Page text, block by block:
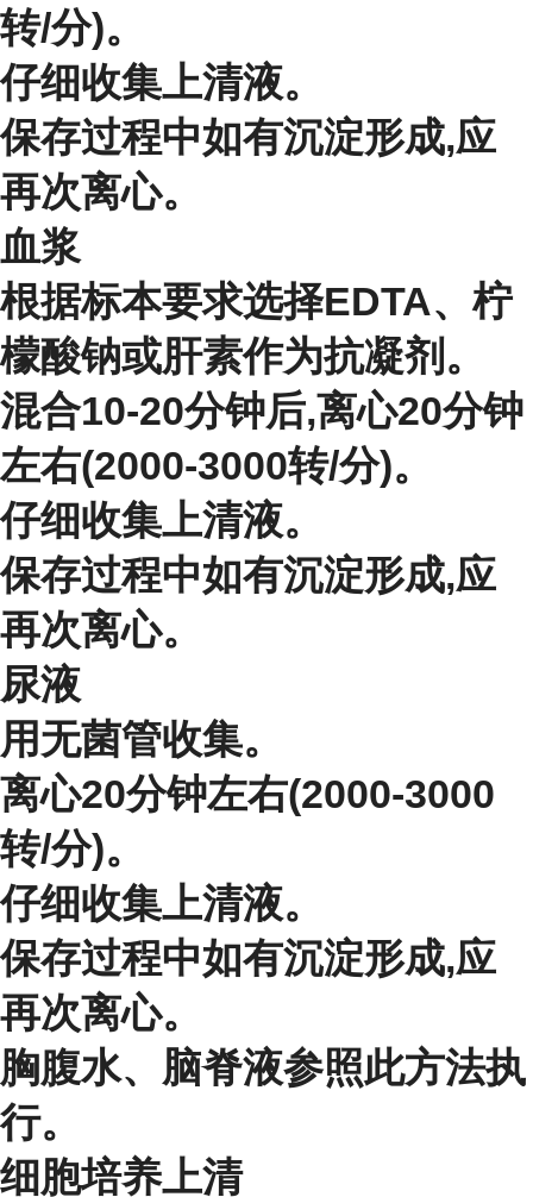
转/分)。
仔细收集上清液。
保存过程中如有沉淀形成,应
再次离心。
血浆
根据标本要求选择EDTA、柠
檬酸钠或肝素作为抗凝剂。
混合10-20分钟后,离心20分钟
左右(2000-3000转/分)。
仔细收集上清液。
保存过程中如有沉淀形成,应
再次离心。
尿液
用无菌管收集。
离心20分钟左右(2000-3000
转/分)。
仔细收集上清液。
保存过程中如有沉淀形成,应
再次离心。
胸腹水、脑脊液参照此方法执
行。
细胞培养上清